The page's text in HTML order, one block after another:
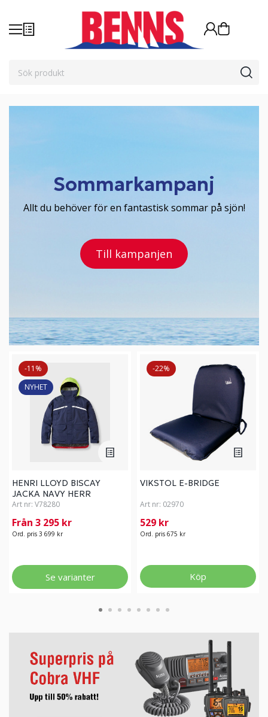
Sommarkampanj
Allt du behöver för en fantastisk sommar på sjön!
Till kampanjen
-11%
NYHET
HENRI LLOYD BISCAY
JACKA NAVY HERR
Art nr: V78280
Från 3 295 kr
Ord. pris 3 699 kr
Se varianter
-22%
VIKSTOL E-BRIDGE
Art nr: 02970
529 kr
Ord. pris 675 kr
Köp